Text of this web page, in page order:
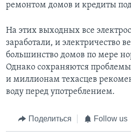
ремонтом домов и кредиты
На этих выходных все
заработали, и электричество
большинство домов по мере
Однако сохраняются
и миллионам техасцев
воду перед употреблением.
Поделиться Follow us